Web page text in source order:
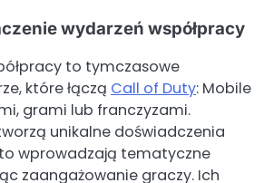
wydarzeń współpracy
to tymczasowe
które łączą Call of Duty: Mobile
grami lub franczyzami.
unikalne doświadczenia
wprowadzają tematyczne
zaangażowanie graczy. Ich